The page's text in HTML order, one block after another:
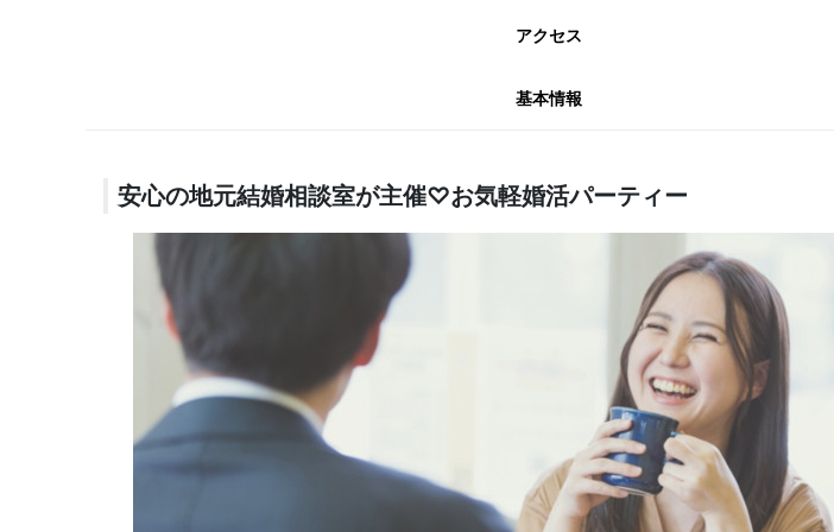
アクセス
基本情報
安心の地元結婚相談室が主催♡お気軽婚活パーティー